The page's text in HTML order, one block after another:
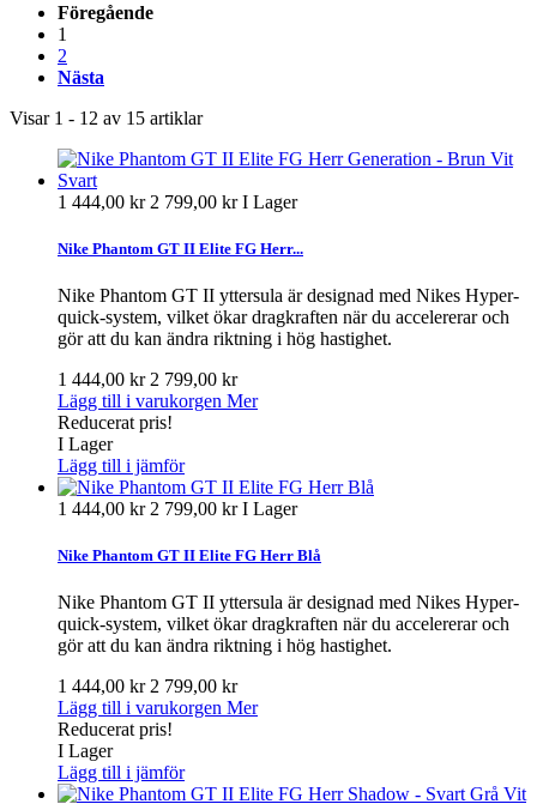
Föregående
1
2
Nästa
Visar 1 - 12 av 15 artiklar
1 444,00 kr 2 799,00 krI Lager
Nike Phantom GT II Elite FG Herr...
Nike Phantom GT II yttersula är designad med Nikes Hyper-
quick-system, vilket ökar dragkraften när du accelererar och
gör att du kan ändra riktning i hög hastighet.
1 444,00 kr 2 799,00 kr
Lägg till i varukorgen Mer
Reducerat pris!
I Lager
Lägg till i jämför
1 444,00 kr 2 799,00 krI Lager
Nike Phantom GT II Elite FG Herr Blå
Nike Phantom GT II yttersula är designad med Nikes Hyper-
quick-system, vilket ökar dragkraften när du accelererar och
gör att du kan ändra riktning i hög hastighet.
1 444,00 kr 2 799,00 kr
Lägg till i varukorgen Mer
Reducerat pris!
I Lager
Lägg till i jämför